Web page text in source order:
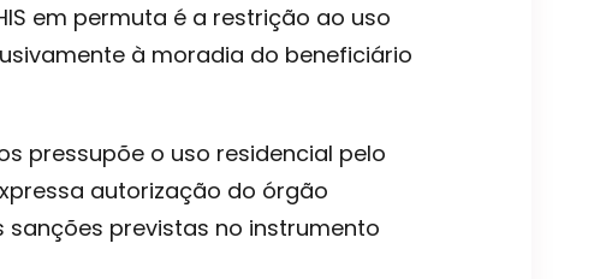
em permuta é a restrição ao uso
à moradia do beneficiário
pressupõe o uso residencial pelo
autorização do órgão
previstas no instrumento